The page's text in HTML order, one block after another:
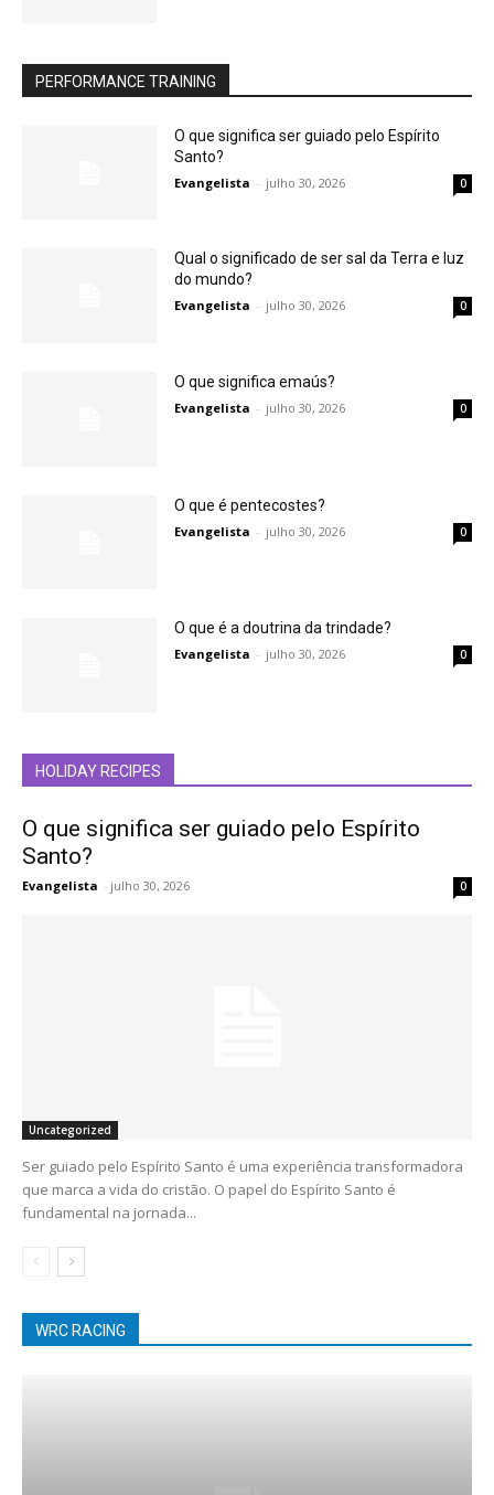
PERFORMANCE TRAINING
O que significa ser guiado pelo Espírito
Santo?
Evangelista - julho 30, 2026 0
Qual o significado de ser sal da Terra e luz
do mundo?
Evangelista - julho 30, 2026 0
O que significa emaús?
Evangelista - julho 30, 2026 0
O que é pentecostes?
Evangelista - julho 30, 2026 0
O que é a doutrina da trindade?
Evangelista - julho 30, 2026 0
HOLIDAY RECIPES
O que significa ser guiado pelo Espírito
Santo?
Evangelista - julho 30, 2026 0
Uncategorized
Ser guiado pelo Espírito Santo é uma experiência transformadora
que marca a vida do cristão. O papel do Espírito Santo é
fundamental na jornada...
WRC RACING